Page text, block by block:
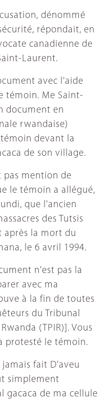
dénommé
répondait, en
canadienne de
Laurent.
avec l'aide
témoin. Me Saint-
document en
rwandaise)
devant la
de son village.
pas mention de
le témoin a allégué,
que l'ancien
des Tutsis
après la mort du
le 6 avril 1994.
n'est pas la
avec ma
à la fin de toutes
du Tribunal
(TPIR)]. Vous
protesté le témoin.
fait D'aveu
simplement
gacaca de ma cellule